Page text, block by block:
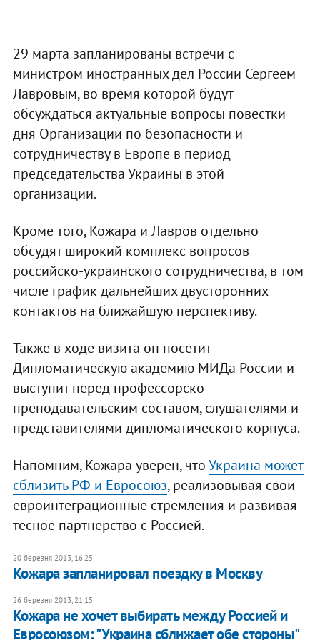
29 марта запланированы встречи с
министром иностранных дел России Сергеем
Лавровым, во время которой будут
обсуждаться актуальные вопросы повестки
дня Организации по безопасности и
сотрудничеству в Европе в период
председательства Украины в этой
организации.
Кроме того, Кожара и Лавров отдельно
обсудят широкий комплекс вопросов
российско-украинского сотрудничества, в том
числе график дальнейших двусторонних
контактов на ближайшую перспективу.
Также в ходе визита он посетит
Дипломатическую академию МИДа России и
выступит перед профессорско-
преподавательским составом, слушателями и
представителями дипломатического корпуса.
Напомним, Кожара уверен, чтоУкраина может
сблизить РФ и Евросоюз, реализовывая свои
евроинтеграционные стремления и развивая
тесное партнерство с Россией.
20 березня 2013, 16:25
Кожара запланировал поездку в Москву
26 березня 2013, 21:15
Кожара не хочет выбирать между Россией и
Евросоюзом: "Украина сближает обе стороны"